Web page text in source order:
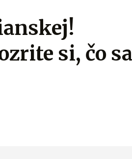
si, čo